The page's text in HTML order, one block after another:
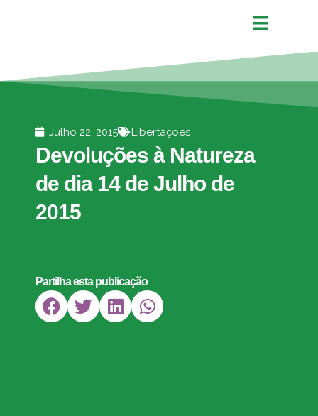
Julho 22, 2015 Libertações
Devoluções à Natureza
de dia 14 de Julho de
2015
Partilha esta publicação